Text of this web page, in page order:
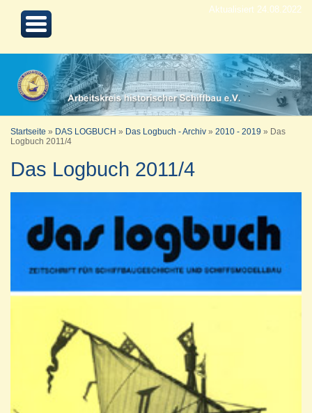
Aktualisiert 24.08.2022
Startseite » DAS LOGBUCH » Das Logbuch - Archiv » 2010 - 2019 »
Das
Logbuch 2011/4
Das Logbuch 2011/4